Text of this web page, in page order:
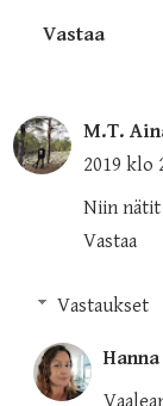
Vastaa
M.T.
2019 klo
Niin nätit
Vastaa
Vastaukset
Hanna